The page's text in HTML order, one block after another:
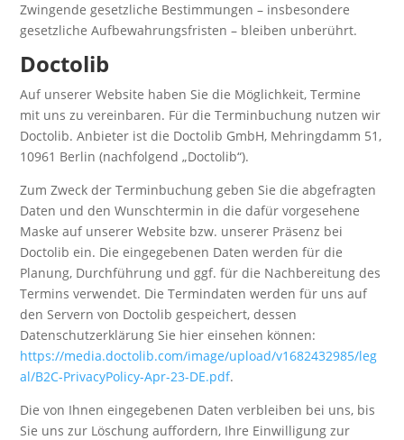
Zwingende gesetzliche Bestimmungen – insbesondere
gesetzliche Aufbewahrungsfristen – bleiben unberührt.
Doctolib
Auf unserer Website haben Sie die Möglichkeit, Termine
mit uns zu vereinbaren. Für die Terminbuchung nutzen wir
Doctolib. Anbieter ist die Doctolib GmbH, Mehringdamm 51,
10961 Berlin (nachfolgend „Doctolib“).
Zum Zweck der Terminbuchung geben Sie die abgefragten
Daten und den Wunschtermin in die dafür vorgesehene
Maske auf unserer Website bzw. unserer Präsenz bei
Doctolib ein. Die eingegebenen Daten werden für die
Planung, Durchführung und ggf. für die Nachbereitung des
Termins verwendet. Die Termindaten werden für uns auf
den Servern von Doctolib gespeichert, dessen
Datenschutzerklärung Sie hier einsehen können:
https://media.doctolib.com/image/upload/v1682432985/leg
al/B2C-PrivacyPolicy-Apr-23-DE.pdf.
Die von Ihnen eingegebenen Daten verbleiben bei uns, bis
Sie uns zur Löschung auffordern, Ihre Einwilligung zur